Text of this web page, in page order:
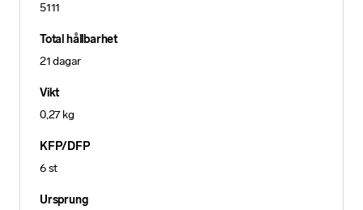
5111
Total hållbarhet
21 dagar
Vikt
0,27 kg
KFP/DFP
6 st
Ursprung